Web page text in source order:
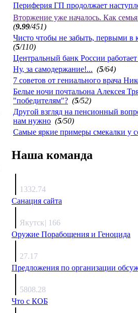
Периферия ГП продолжает
Вторжение уже началось. Как
(9.99/451)
Чисто чтобы не забыть, первыми в
(5/110)
Центральный банк России
Ну, за самодержание!... (5/64)
7 советов от гениального врача
Белые ночи почтальона Алексея
"победителям"? (5/52)
Другой взгляд на пенсионный
нам нужно (5/50)
Самые яркие примеры смекалки у
Наша команда
1332.74
Санация сайта
Якутск| 166
Оружие Порабощения и Геноцида
27.17
Предложения по организации
5808.28
Что с КОБ